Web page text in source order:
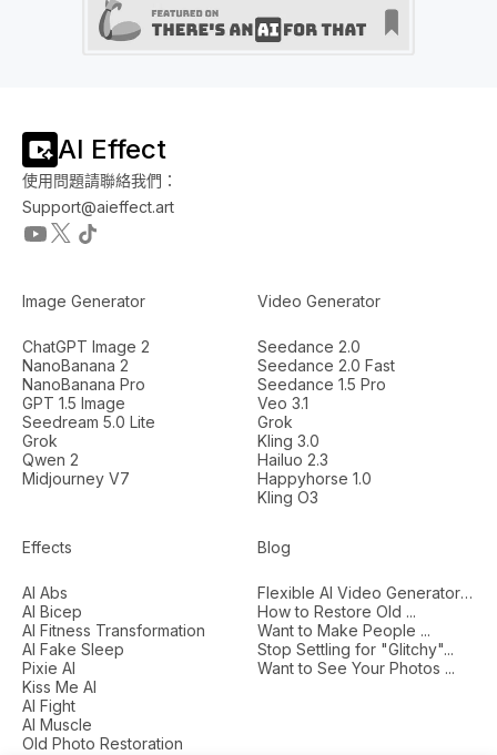
AI Effect
使用問題請聯絡我們：
Support@aieffect.art
Image Generator
ChatGPT Image 2
NanoBanana 2
NanoBanana Pro
GPT 1.5 Image
Seedream 5.0 Lite
Grok
Qwen 2
Midjourney V7
Video Generator
Seedance 2.0
Seedance 2.0 Fast
Seedance 1.5 Pro
Veo 3.1
Grok
Kling 3.0
Hailuo 2.3
Happyhorse 1.0
Kling O3
Effects
AI Abs
AI Bicep
AI Fitness Transformation
AI Fake Sleep
Pixie AI
Kiss Me AI
AI Fight
AI Muscle
Old Photo Restoration
Blog
Flexible AI Video Generators...
How to Restore Old ...
Want to Make People ...
Stop Settling for "Glitchy"...
Want to See Your Photos ...